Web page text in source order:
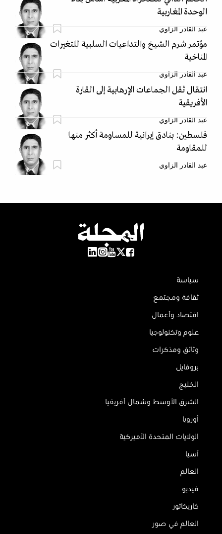
الوحدة المغاربية
عبد القادر الزاوي
مؤتمر شرم الشيخ والتداعيات السلبية للتغيرات
المناخية
عبد القادر الزاوي
انتقال ثقل الجماعات الإرهابية إلى القارة
الأفريقية
عبد القادر الزاوي
فلسطين: بنادق إيرانية للمساومة أكثر منها
للمقاومة
عبد القادر الزاوي
سياسة
ثقافة ومجتمع
اقتصاد وأعمال
علوم وتكنولوجيا
وثائق ومذكرات
بروفايل
الخليج
الشرق الأوسط وشمال أفريقيا
أوروبا
الولايات المتحدة الأميركية
آسيا
العالم
فيديو
كاريكاتور
العالم في صور